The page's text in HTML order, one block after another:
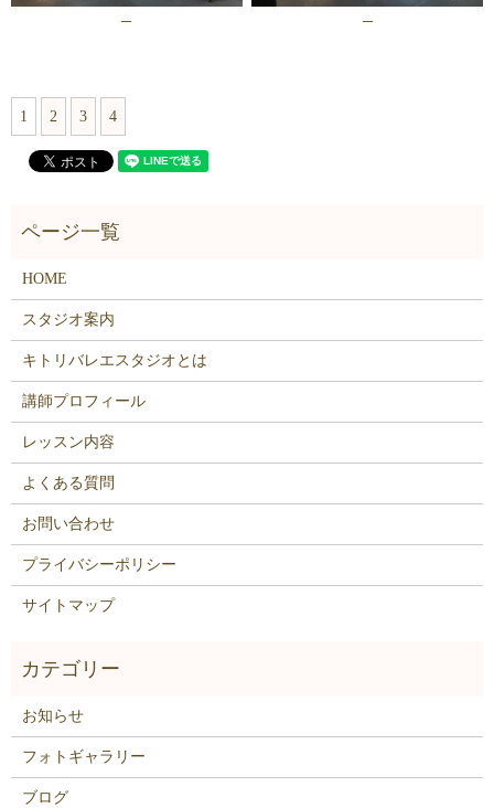
– –
1 2 3 4
HOME
スタジオ案内
キトリバレエスタジオとは
講師プロフィール
レッスン内容
よくある質問
お問い合わせ
プライバシーポリシー
サイトマップ
お知らせ
フォトギャラリー
ブログ